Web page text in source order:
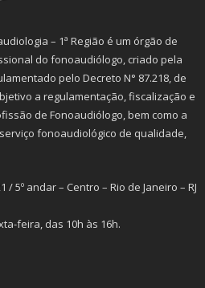
– 1ª Região é um órgão de
do fonoaudiólogo, criado pela
pelo Decreto N° 87.218, de
a regulamentação, fiscalização e
de Fonoaudiólogo, bem como a
fonoaudiológico de qualidade,
/ 5º andar – Centro – Rio de Janeiro – RJ
feira, das 10h às 16h.